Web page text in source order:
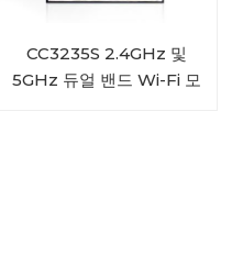
CC3235S 2.4GHz 및
5GHz 듀얼 밴드 Wi-Fi 모